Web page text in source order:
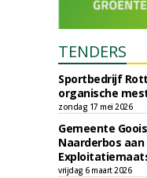
TENDERS
Sportbedrijf
organische
zondag 17 mei 2026
Gemeente
Naarderbos
vrijdag 6 maart 2026